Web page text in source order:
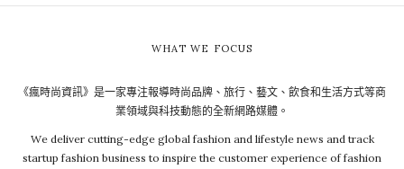
WHAT WE FOCUS
《瘋時尚資訊》是一家專注報導時尚品牌、旅行、藝文、飲食和生活方式等商
業領域與科技動態的全新網路媒體。
We deliver cutting-edge global fashion and lifestyle news and track
startup fashion business to inspire the customer experience of fashion